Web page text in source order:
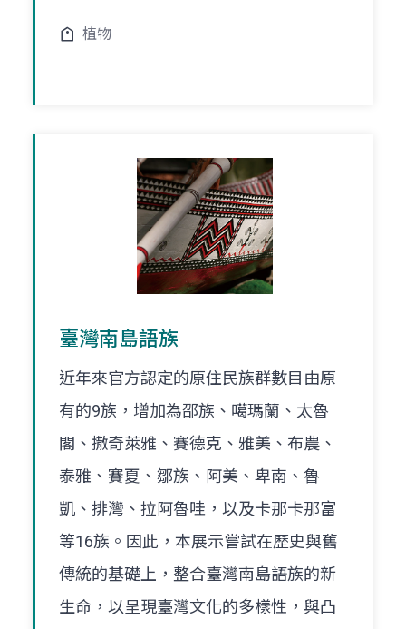
植物
臺灣南島語族
近年來官方認定的原住民族群數目由原
有的9族，增加為邵族、噶瑪蘭、太魯
閣、撒奇萊雅、賽德克、雅美、布農、
泰雅、賽夏、鄒族、阿美、卑南、魯
凱、排灣、拉阿魯哇，以及卡那卡那富
等16族。因此，本展示嘗試在歷史與舊
傳統的基礎上，整合臺灣南島語族的新
生命，以呈現臺灣文化的多樣性，與凸